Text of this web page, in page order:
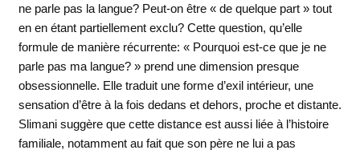
ne parle pas la langue? Peut-on être « de quelque part » tout
en en étant partiellement exclu? Cette question, qu’elle
formule de manière récurrente: « Pourquoi est-ce que je ne
parle pas ma langue? » prend une dimension presque
obsessionnelle. Elle traduit une forme d’exil intérieur, une
sensation d’être à la fois dedans et dehors, proche et distante.
Slimani suggère que cette distance est aussi liée à l’histoire
familiale, notamment au fait que son père ne lui a pas